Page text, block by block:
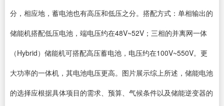
分，相应地，蓄电池也有高压和低压之分。搭配方式：单相输出的
储能机搭配低压电池，端电压约在48V~52V；三相的并离网一体
（Hybrid）储能机可搭配高压蓄电池，电压约在100V~550V。更
大功率的一体机，其电池电压更高。图片展示综上所述，储能电池
的选择应根据具体项目的需求、预算、气候条件以及储能逆变器的